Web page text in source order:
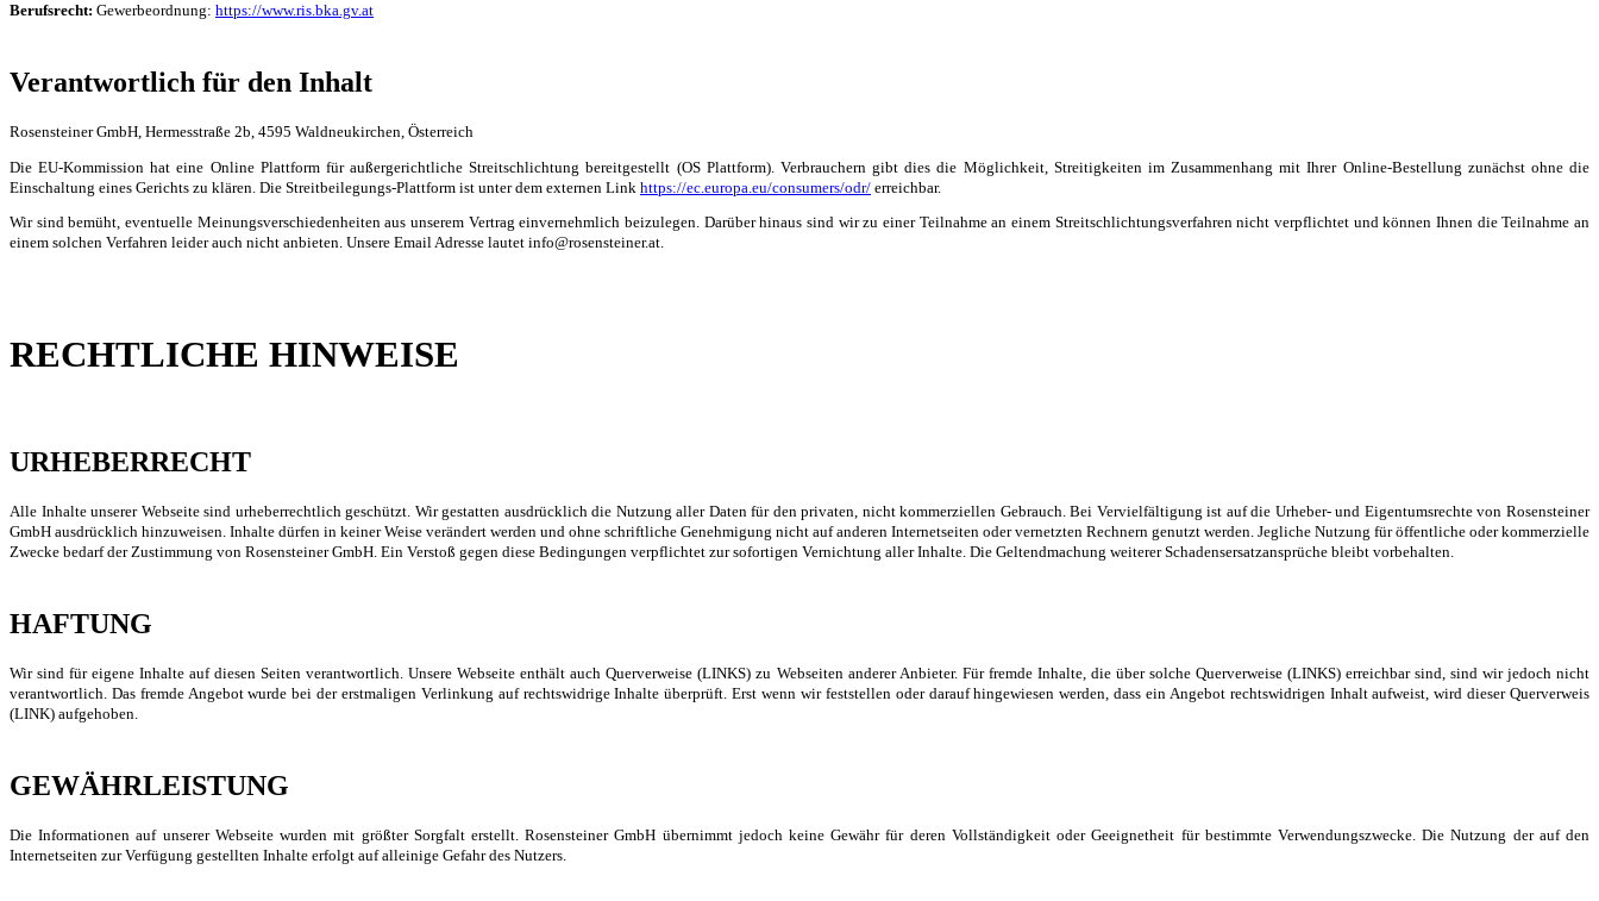
Berufsrecht: Gewerbeordnung: https://www.ris.bka.gv.at
Verantwortlich für den Inhalt
Rosensteiner GmbH, Hermesstraße 2b, 4595 Waldneukirchen, Österreich
Die EU-Kommission hat eine Online Plattform für außergerichtliche Streitschlichtung bereitgestellt (OS Plattform). Verbrauchern gibt dies die Möglichkeit, Streitigkeiten im Zusammenhang mit Ihrer Online-Bestellung zunächst ohne die
Einschaltung eines Gerichts zu klären. Die Streitbeilegungs-Plattform ist unter dem externen Link https://ec.europa.eu/consumers/odr/ erreichbar.
Wir sind bemüht, eventuelle Meinungsverschiedenheiten aus unserem Vertrag einvernehmlich beizulegen. Darüber hinaus sind wir zu einer Teilnahme an einem Streitschlichtungsverfahren nicht verpflichtet und können Ihnen die Teilnahme an
einem solchen Verfahren leider auch nicht anbieten. Unsere Email Adresse lautet info@rosensteiner.at.
RECHTLICHE HINWEISE
URHEBERRECHT
Alle Inhalte unserer Webseite sind urheberrechtlich geschützt. Wir gestatten ausdrücklich die Nutzung aller Daten für den privaten, nicht kommerziellen Gebrauch. Bei Vervielfältigung ist auf die Urheber- und Eigentumsrechte von Rosensteiner
GmbH ausdrücklich hinzuweisen. Inhalte dürfen in keiner Weise verändert werden und ohne schriftliche Genehmigung nicht auf anderen Internetseiten oder vernetzten Rechnern genutzt werden. Jegliche Nutzung für öffentliche oder kommerzielle
Zwecke bedarf der Zustimmung von Rosensteiner GmbH. Ein Verstoß gegen diese Bedingungen verpflichtet zur sofortigen Vernichtung aller Inhalte. Die Geltendmachung weiterer Schadensersatzansprüche bleibt vorbehalten.
HAFTUNG
Wir sind für eigene Inhalte auf diesen Seiten verantwortlich. Unsere Webseite enthält auch Querverweise (LINKS) zu Webseiten anderer Anbieter. Für fremde Inhalte, die über solche Querverweise (LINKS) erreichbar sind, sind wir jedoch nicht
verantwortlich. Das fremde Angebot wurde bei der erstmaligen Verlinkung auf rechtswidrige Inhalte überprüft. Erst wenn wir feststellen oder darauf hingewiesen werden, dass ein Angebot rechtswidrigen Inhalt aufweist, wird dieser Querverweis
(LINK) aufgehoben.
GEWÄHRLEISTUNG
Die Informationen auf unserer Webseite wurden mit größter Sorgfalt erstellt. Rosensteiner GmbH übernimmt jedoch keine Gewähr für deren Vollständigkeit oder Geeignetheit für bestimmte Verwendungszwecke. Die Nutzung der auf den
Internetseiten zur Verfügung gestellten Inhalte erfolgt auf alleinige Gefahr des Nutzers.